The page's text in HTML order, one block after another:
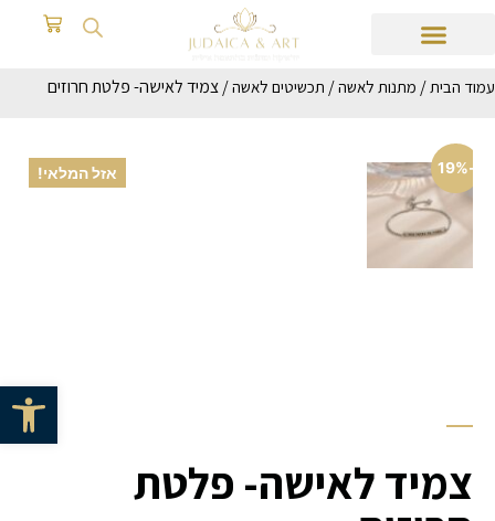
פתח
עמוד הבית/ מתנות לאשה/ תכשיטים לאשה/ צמיד לאישה- פלטת חרוזים
אזל המלאי! -19%
צמיד לאישה- פלטת